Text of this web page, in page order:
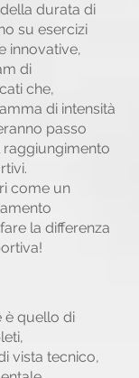
durata di
su esercizi
innovative,
di
che,
di intensità
passo
come un
la differenza
è quello di
vista tecnico,